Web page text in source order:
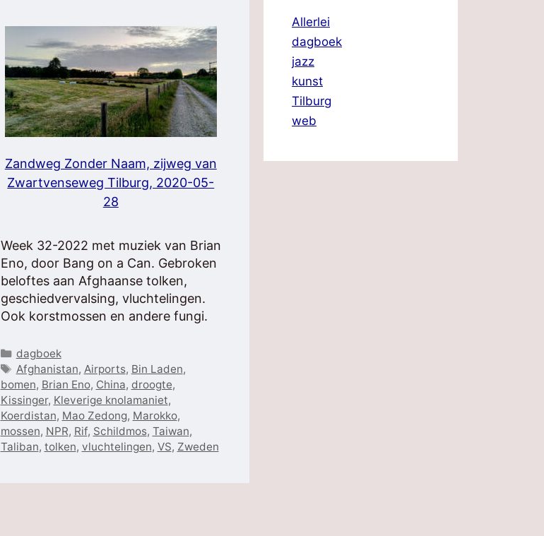
Zandweg Zonder Naam, zijweg van
Zwartvenseweg Tilburg, 2020-05-
28
Week 32-2022 met muziek van Brian
Eno, door Bang on a Can. Gebroken
beloftes aan Afghaanse tolken,
geschiedvervalsing, vluchtelingen.
Ook korstmossen en andere fungi.
Categorieën
dagboek
Tags
Afghanistan, Airports, Bin Laden,
bomen, Brian Eno, China, droogte,
Kissinger, Kleverige knolamaniet,
Koerdistan, Mao Zedong, Marokko,
mossen, NPR, Rif, Schildmos, Taiwan,
Taliban, tolken, vluchtelingen, VS, Zweden
Allerlei
dagboek
jazz
kunst
Tilburg
web